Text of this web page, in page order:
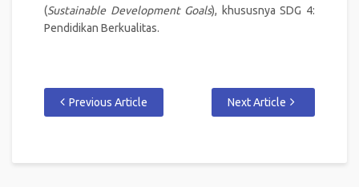
(Sustainable Development Goals), khususnya SDG 4:
Pendidikan Berkualitas.
Previous Article Next Article